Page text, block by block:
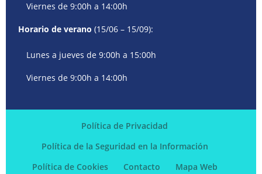
Viernes de 9:00h a 14:00h
Horario de verano (15/06 – 15/09):
Lunes a jueves de 9:00h a 15:00h
Viernes de 9:00h a 14:00h
Política de Privacidad
Política de la Seguridad en la Información
Política de Cookies
Contacto Mapa Web